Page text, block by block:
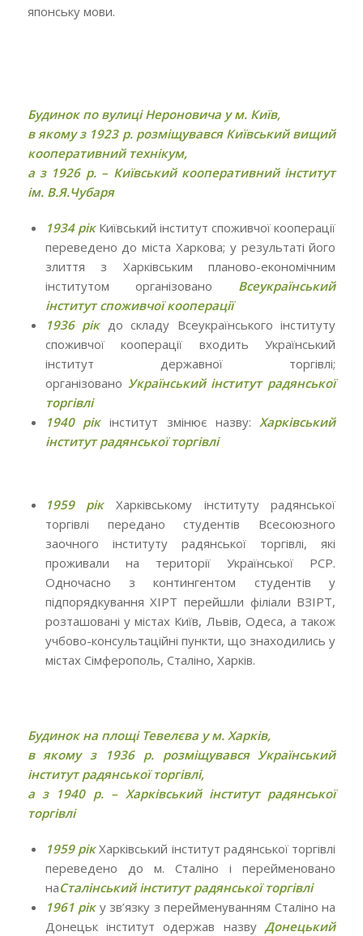
японську мови.
Будинок по вулиці Нероновича у м. Київ,
в якому з 1923 р. розміщувався Київський вищий
кооперативний технікум,
а з 1926 р. – Київський кооперативний інститут
ім. В.Я.Чубаря
1934 рік Київський інститут споживчої кооперації
переведено до міста Харкова; у результаті його
злиття з Харківським планово-економічним
інститутом організовано Всеукраїнський
інститут споживчої кооперації
1936 рік до складу Всеукраїнського інституту
споживчої кооперації входить Український
інститут державної торгівлі;
організовано Український інститут радянської
торгівлі
1940 рікінститут змінює назву: Харківський
інститут радянської торгівлі
1959 рік Харківському інституту радянської
торгівлі передано студентів Всесоюзного
заочного інституту радянської торгівлі, які
проживали на території Української РСР.
Одночасно з контингентом студентів у
підпорядкування ХІРТ перейшли філіали ВЗІРТ,
розташовані у містах Київ, Львів, Одеса, а також
учбово-консультаційні пункти, що знаходились у
містах Сімферополь, Сталіно, Харків.
Будинок на площі Тевелєва у м. Харків,
в якому з 1936 р. розміщувався Український
інститут радянської торгівлі,
а з 1940 р. – Харківський інститут радянської
торгівлі
1959 рікХарківський інститут радянської торгівлі
переведено до м. Сталіно і перейменовано
наСталінський інститут радянської торгівлі
1961 рік у зв’язку з перейменуванням Сталіно на
Донецьк інститут одержав назвуДонецький